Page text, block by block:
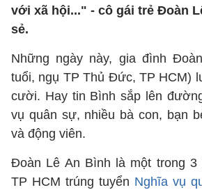
với xã hội..." - cô gái trẻ Đoàn
sẻ.
Những ngày này, gia đình
tuổi, ngụ TP Thủ Đức, TP HCM)
cười. Hay tin Bình sắp lên
vụ quân sự, nhiều bà con, bạn
và động viên.
Đoàn Lê An Bình là một trong 3
TP HCM trúng tuyển Nghĩa vụ